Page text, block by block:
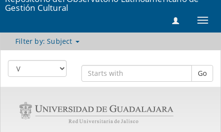
Gestión Cultural
Filter by: Subject
Go